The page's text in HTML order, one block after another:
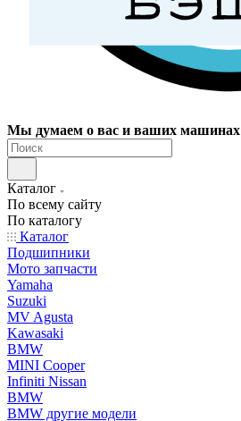
Мы думаем о вас и ваших машинах
Каталог
По всему сайту
По каталогу
Каталог
Подшипники
Мото запчасти
Yamaha
Suzuki
MV Agusta
Kawasaki
BMW
MINI Cooper
Infiniti Nissan
BMW
BMW другие модели